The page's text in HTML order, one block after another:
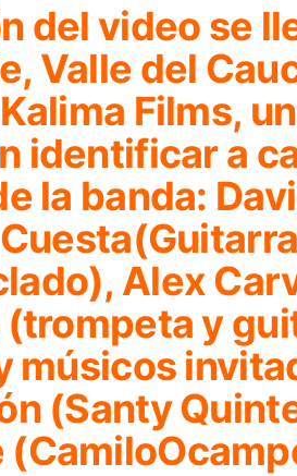
del video se
Valle del
Films,
identificar a
la banda:
Alex
y
músicos
(Santy